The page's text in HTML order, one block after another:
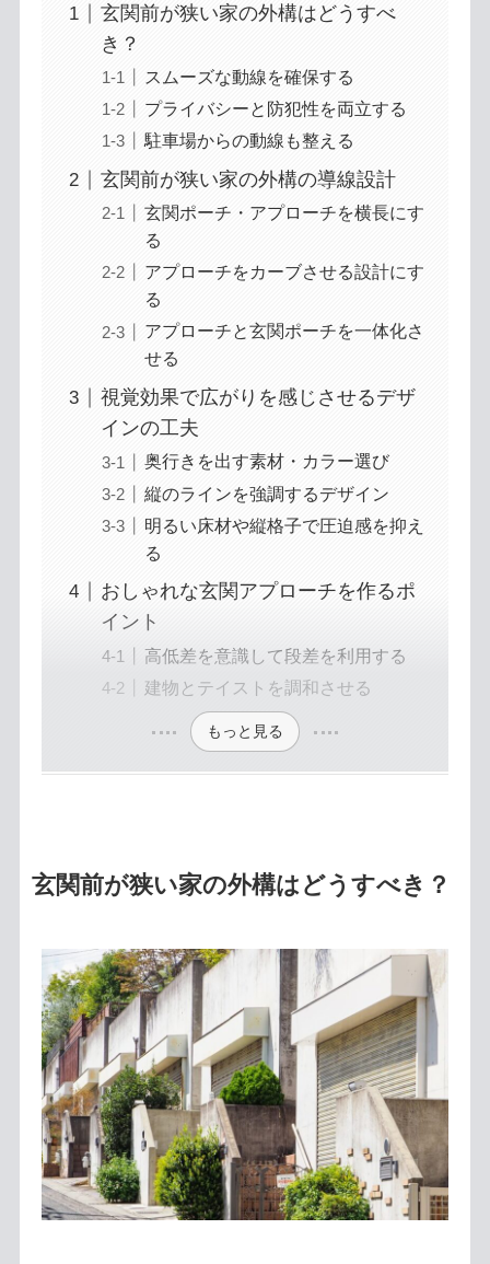
玄関前が狭い家の外構はどうすべ
き？
スムーズな動線を確保する
プライバシーと防犯性を両立する
駐車場からの動線も整える
玄関前が狭い家の外構の導線設計
玄関ポーチ・アプローチを横長にす
る
アプローチをカーブさせる設計にす
る
アプローチと玄関ポーチを一体化さ
せる
視覚効果で広がりを感じさせるデザ
インの工夫
奥行きを出す素材・カラー選び
縦のラインを強調するデザイン
明るい床材や縦格子で圧迫感を抑え
る
おしゃれな玄関アプローチを作るポ
イント
高低差を意識して段差を利用する
建物とテイストを調和させる
もっと見る
玄関前が狭い家の外構はどうすべき？